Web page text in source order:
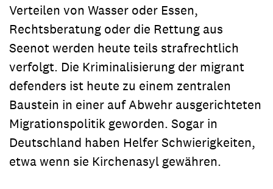
Verteilen von Wasser oder Essen,
Rechtsberatung oder die Rettung aus
Seenot werden heute teils strafrechtlich
verfolgt. Die Kriminalisierung der migrant
defenders ist heute zu einem zentralen
Baustein in einer auf Abwehr ausgerichteten
Migrationspolitik geworden. Sogar in
Deutschland haben Helfer Schwierigkeiten,
etwa wenn sie Kirchenasyl gewähren.